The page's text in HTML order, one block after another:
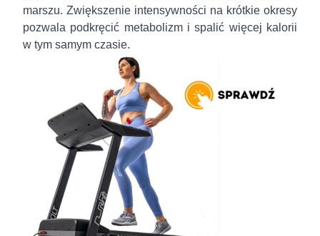
marszu. Zwiększenie intensywności na krótkie okresy
pozwala podkręcić metabolizm i spalić więcej kalorii
w tym samym czasie.